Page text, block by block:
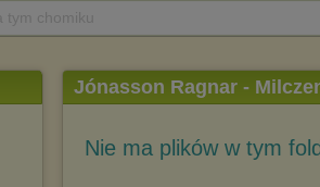
Jónasson Ragnar -
Nie ma plików w tym